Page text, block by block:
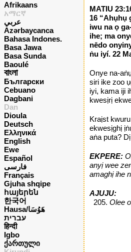
Afrikaans
አማርኛ
عربي
Azərbaycanca
Bahasa Indones.
Basa Jawa
Basa Sunda
Baoulé
বাংলা
Български
Cebuano
Dagbani
Dan
Dioula
Deutsch
Ελληνικά
English
Ewe
Español
فارسی
Français
Gjuha shqipe
հայերեն
한국어
Hausa/هَوُسَا
עברית
हिन्दी
Igbo
ქართული
MATIU
16 “Ahụhụ
iwu na ọ
ihe; ma
nēdo
ṅu iyí. 22
Onye na-
siri ike zoo
iyi, kama iji
kwesịrị
Kraịst
ekwesịghị
aṅa puta?
EKPERE:
anyị wee
amaghị ihe
AJUJU:
Olee